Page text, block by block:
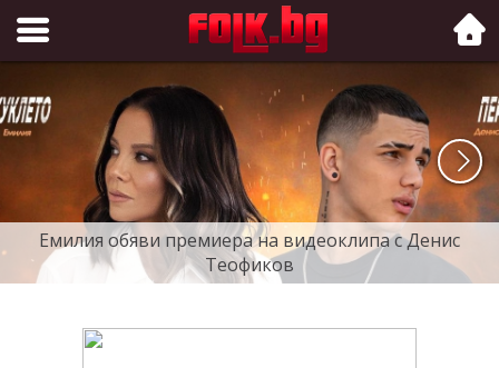
Folk.bg
Емилия обяви премиера на видеоклипа с Денис
Теофиков